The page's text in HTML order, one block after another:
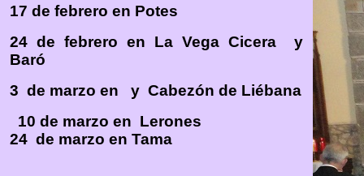
17 de febrero en Potes
24 de febrero en La Vega Cicera y
Baró
3 de marzo en y Cabezón de Liébana
10 de marzo en Lerones
24 de marzo en Tama